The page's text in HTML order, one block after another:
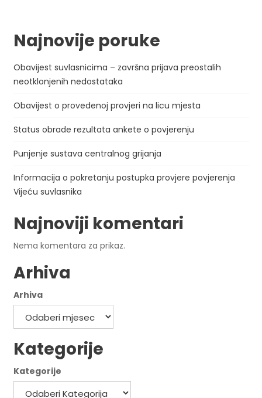
Najnovije poruke
Obavijest suvlasnicima – završna prijava preostalih
neotklonjenih nedostataka
Obavijest o provedenoj provjeri na licu mjesta
Status obrade rezultata ankete o povjerenju
Punjenje sustava centralnog grijanja
Informacija o pokretanju postupka provjere povjerenja
Vijeću suvlasnika
Najnoviji komentari
Nema komentara za prikaz.
Arhiva
Arhiva
Kategorije
Kategorije